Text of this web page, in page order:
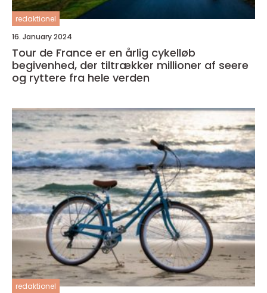
redaktionel
16. January 2024
Tour de France er en årlig cykelløb
begivenhed, der tiltrækker millioner af seere
og ryttere fra hele verden
redaktionel